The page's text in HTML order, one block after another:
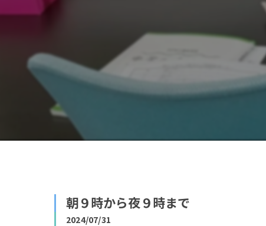
朝９時から夜９時まで
2024/07/31